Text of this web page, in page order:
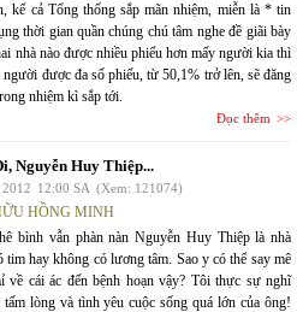
kể cả Tổng thống sắp mãn nhiệm, miễn là * tin
thời gian quần chúng chú tâm nghe đề giãi bày
nhà nào được nhiều phiếu hơn mấy người kia thì
được đa số phiếu, từ 50,1% trở lên, sẽ đăng
nhiệm kì sắp tới.
Đọc thêm
Nguyễn Huy Thiệp...
12:00 SA (Xem: 121074)
HỒNG MINH
bình vẫn phàn nàn Nguyễn Huy Thiệp là nhà
tim hay không có lương tâm. Sao y có thể say mê
về cái ác đến bệnh hoạn vậy? Tôi thực sự nghĩ
lòng và tình yêu cuộc sống quá lớn của ông!